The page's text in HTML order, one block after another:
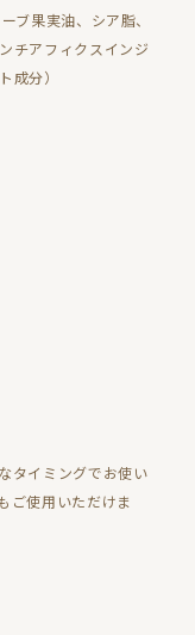
ブ果実油、シア脂、
チアフィクスインジ
成分）
タイミングでお使い
ご使用いただけま